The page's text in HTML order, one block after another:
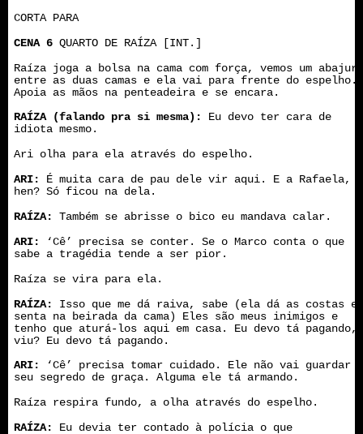
CORTA PARA
CENA 6 QUARTO DE RAÍZA [INT.]
Raíza joga a bolsa na cama com força, vemos um abajur
entre as duas camas e ela vai para frente do espelho.
Apoia as mãos na penteadeira e se encara.
RAÍZA (falando pra si mesma):
Eu devo ter cara de
idiota mesmo.
Ari olha para ela através do espelho.
ARI:
É muita cara de pau dele vir aqui. E a Rafaela,
hen? Só ficou na dela.
RAÍZA:
Também se abrisse o bico eu mandava calar.
ARI:
‘Cê’ precisa se conter. Se o Marco conta o que
sabe a tragédia tende a ser pior.
Raíza se vira para ela.
RAÍZA:
Isso que me dá raiva, sabe (ela dá as costas e
senta na beirada da cama) Eles são meus inimigos e
tenho que aturá-los aqui em casa. Eu devo tá pagando,
viu? Eu devo tá pagando.
ARI:
‘Cê’ precisa tomar cuidado. Ele não vai guardar
seu segredo de graça. Alguma ele tá armando.
Raíza respira fundo, a olha através do espelho.
RAÍZA:
Eu devia ter contado à polícia o que